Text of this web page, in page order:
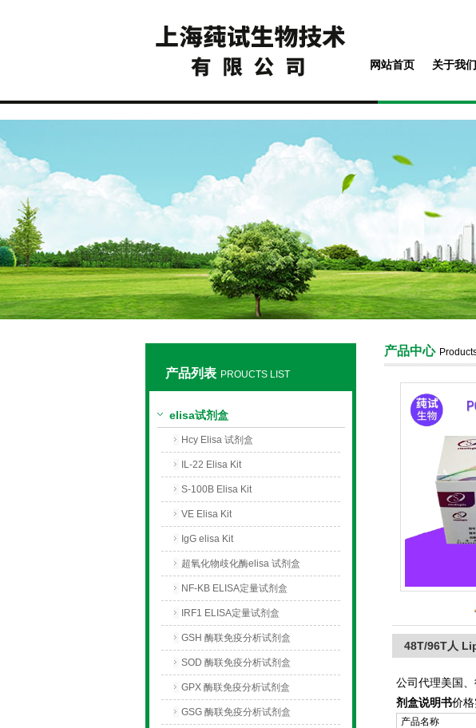
网站首页 关于我们
产品列表 PROUCTS LIST
elisa试剂盒
Hcy Elisa 试剂盒
IL-22 Elisa Kit
S-100B Elisa Kit
VE Elisa Kit
IgG elisa Kit
超氧化物歧化酶elisa 试剂盒
NF-KB ELISA定量试剂盒
IRF1 ELISA定量试剂盒
GSH 酶联免疫分析试剂盒
SOD 酶联免疫分析试剂盒
GPX 酶联免疫分析试剂盒
GSG 酶联免疫分析试剂盒
产品中心
48T/96T人
公司代理美国
剂盒说明书价格
产品名称